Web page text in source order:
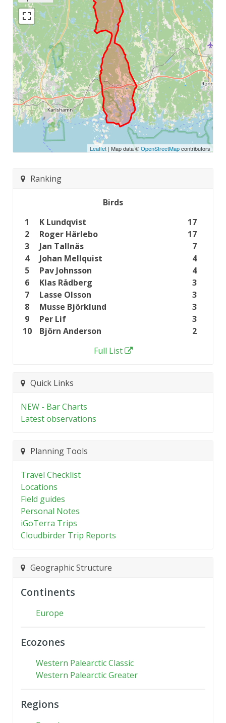
Leaflet | Map data ©OpenStreetMapcontributors
Ranking
Birds
1
K Lundqvist
17
2
Roger Härlebo
17
3
Jan Tallnäs
7
4
Johan Mellquist
4
5
Pav Johnsson
4
6
Klas Rådberg
3
7
Lasse Olsson
3
8
Musse Björklund
3
9
Per Lif
3
10
Björn Anderson
2
Full List
Quick Links
NEW - Bar Charts
Latest observations
Planning Tools
Travel Checklist
Locations
Field guides
Personal Notes
iGoTerra Trips
Cloudbirder Trip Reports
Geographic Structure
Continents
Europe
Ecozones
Western Palearctic Classic
Western Palearctic Greater
Regions